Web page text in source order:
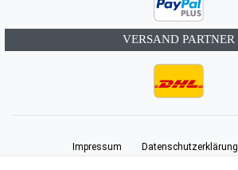
VERSAND PARTNER
Impressum Daten­schutz­erklärung